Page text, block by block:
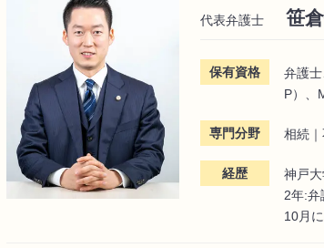
代表弁護士 笹
保有資格
弁護
P）、
専門分野 相続
経歴
神戸
2年:弁
10月